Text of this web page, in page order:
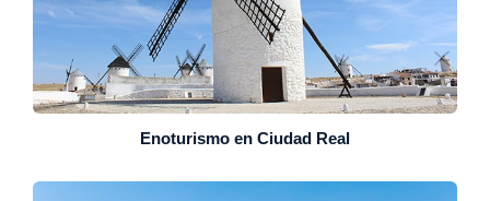
Enoturismo en Ciudad Real